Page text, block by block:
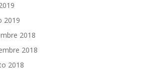
2019
2018
2018
2018